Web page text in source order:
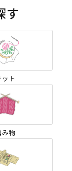
す
ット
み物